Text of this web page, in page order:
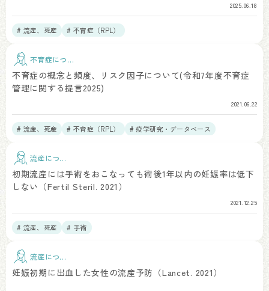
2025.06.18
# 流産、死産 # 不育症（RPL）
不育症につい
て
不育症の概念と頻度、リスク因子について(令和7年度不育症
管理に関する提言2025)
2021.06.22
# 流産、死産 # 不育症（RPL） # 疫学研究・データベース
流産につい
て
初期流産には手術をおこなっても術後1年以内の妊娠率は低下
しない（Fertil Steril. 2021）
2021.12.25
# 流産、死産 # 手術
流産につい
て
妊娠初期に出血した女性の流産予防（Lancet. 2021）